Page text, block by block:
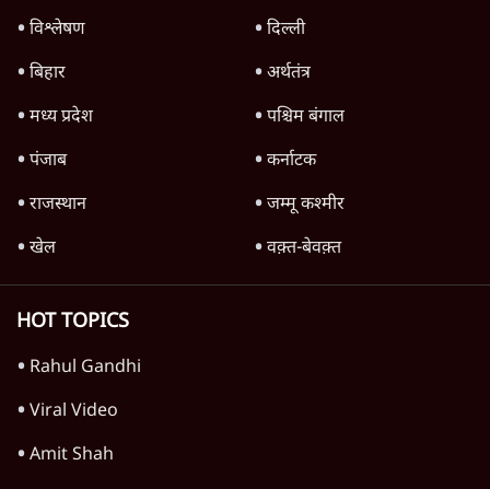
विश्लेषण
दिल्ली
बिहार
अर्थतंत्र
मध्य प्रदेश
पश्चिम बंगाल
पंजाब
कर्नाटक
राजस्थान
जम्मू कश्मीर
खेल
वक़्त-बेवक़्त
HOT TOPICS
Rahul Gandhi
Viral Video
Amit Shah